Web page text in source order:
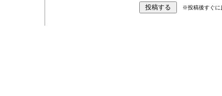
※投稿後すぐに